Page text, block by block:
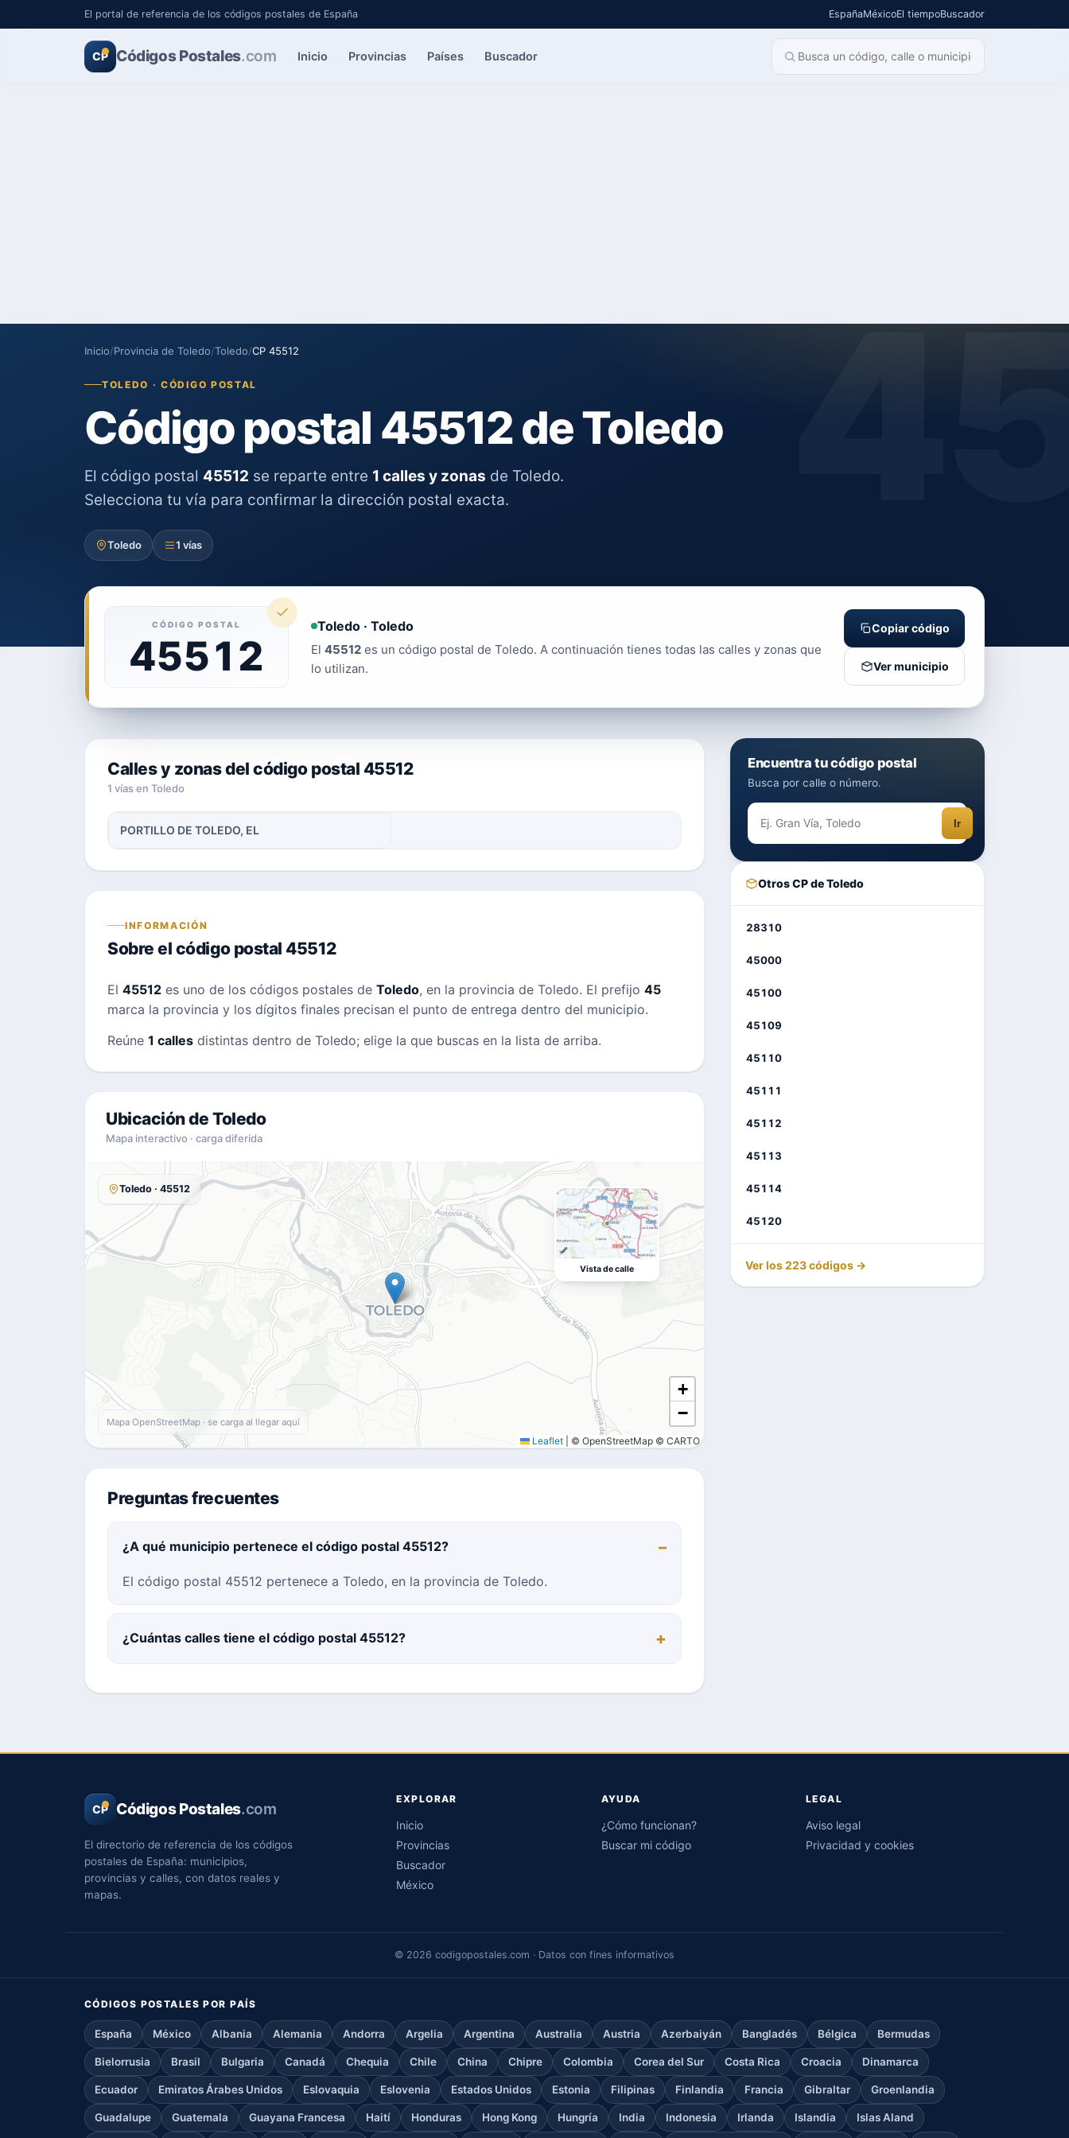
El portal de referencia de los códigos postales de España EspañaMéxicoEl tiempoBuscador
CP Códigos Postales.com Inicio Provincias Países Buscador
Inicio/Provincia de Toledo/Toledo/CP 45512
TOLEDO · CÓDIGO POSTAL
Código postal 45512 de Toledo
El código postal 45512 se reparte entre 1 calles y zonas de Toledo.
Selecciona tu vía para confirmar la dirección postal exacta.
Toledo 1 vías
CÓDIGO POSTAL
45512
Toledo · Toledo
El 45512 es un código postal de Toledo. A continuación tienes todas las calles y zonas que
lo utilizan.
Copiar código
Ver municipio
Calles y zonas del código postal 45512
1 vías en Toledo
PORTILLO DE TOLEDO, EL
INFORMACIÓN
Sobre el código postal 45512
El 45512 es uno de los códigos postales de Toledo, en la provincia de Toledo. El prefijo 45
marca la provincia y los dígitos finales precisan el punto de entrega dentro del municipio.
Reúne 1 calles distintas dentro de Toledo; elige la que buscas en la lista de arriba.
Ubicación de Toledo
Mapa interactivo · carga diferida
+
−
Leaflet © OpenStreetMap © CARTO
Toledo · 45512
Vista de calle
Mapa OpenStreetMap · se carga al llegar aquí
Preguntas frecuentes
¿A qué municipio pertenece el código postal 45512?
El código postal 45512 pertenece a Toledo, en la provincia de Toledo.
¿Cuántas calles tiene el código postal 45512?
Encuentra tu código postal
Busca por calle o número.
Ir
Otros CP de Toledo
28310
45000
45100
45109
45110
45111
45112
45113
45114
45120
Ver los 223 códigos →
CP Códigos Postales.com
El directorio de referencia de los códigos
postales de España: municipios,
provincias y calles, con datos reales y
mapas.
EXPLORAR
Inicio
Provincias
Buscador
México
AYUDA
¿Cómo funcionan?
Buscar mi código
LEGAL
Aviso legal
Privacidad y cookies
© 2026 codigopostales.com · Datos con fines informativos
CÓDIGOS POSTALES POR PAÍS
España México Albania Alemania Andorra Argelia Argentina Australia Austria Azerbaiyán Bangladés Bélgica Bermudas
Bielorrusia Brasil Bulgaria Canadá Chequia Chile China Chipre Colombia Corea del Sur Costa Rica Croacia Dinamarca
Ecuador Emiratos Árabes Unidos Eslovaquia Eslovenia Estados Unidos Estonia Filipinas Finlandia Francia Gibraltar Groenlandia
Guadalupe Guatemala Guayana Francesa Haití Honduras Hong Kong Hungría India Indonesia Irlanda Islandia Islas Aland